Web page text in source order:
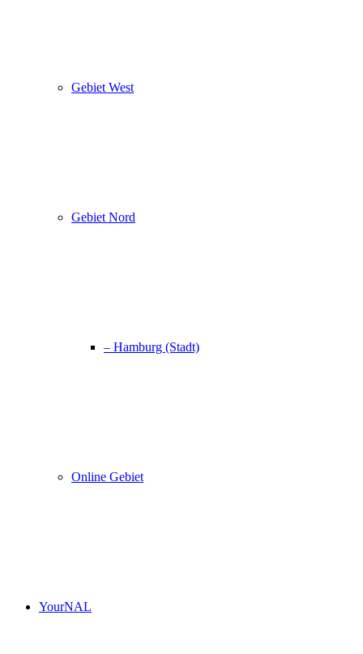
Gebiet West
Gebiet Nord
– Hamburg (Stadt)
Online Gebiet
YourNAL